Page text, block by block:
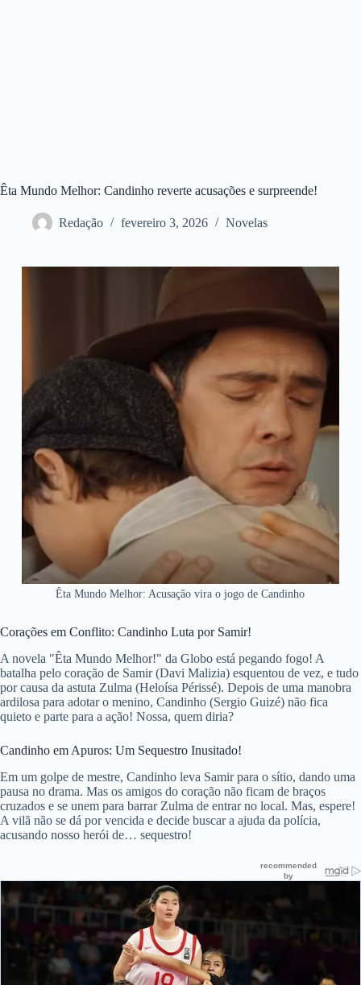
Êta Mundo Melhor: Candinho reverte acusações e surpreende!
Redação fevereiro 3, 2026 Novelas
Êta Mundo Melhor: Acusação vira o jogo de Candinho
Corações em Conflito: Candinho Luta por Samir!
A novela "Êta Mundo Melhor!" da Globo está pegando fogo! A
batalha pelo coração de Samir (Davi Malizia) esquentou de vez, e tudo
por causa da astuta Zulma (Heloísa Périssé). Depois de uma manobra
ardilosa para adotar o menino, Candinho (Sergio Guizé) não fica
quieto e parte para a ação! Nossa, quem diria?
Candinho em Apuros: Um Sequestro Inusitado!
Em um golpe de mestre, Candinho leva Samir para o sítio, dando uma
pausa no drama. Mas os amigos do coração não ficam de braços
cruzados e se unem para barrar Zulma de entrar no local. Mas, espere!
A vilã não se dá por vencida e decide buscar a ajuda da polícia,
acusando nosso herói de… sequestro!